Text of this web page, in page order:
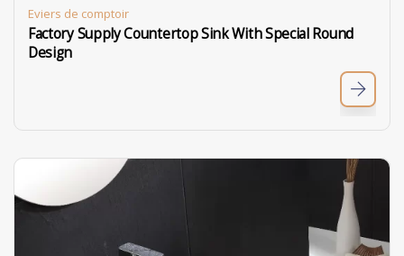
Eviers de comptoir
Factory Supply Countertop Sink With Special Round
Design